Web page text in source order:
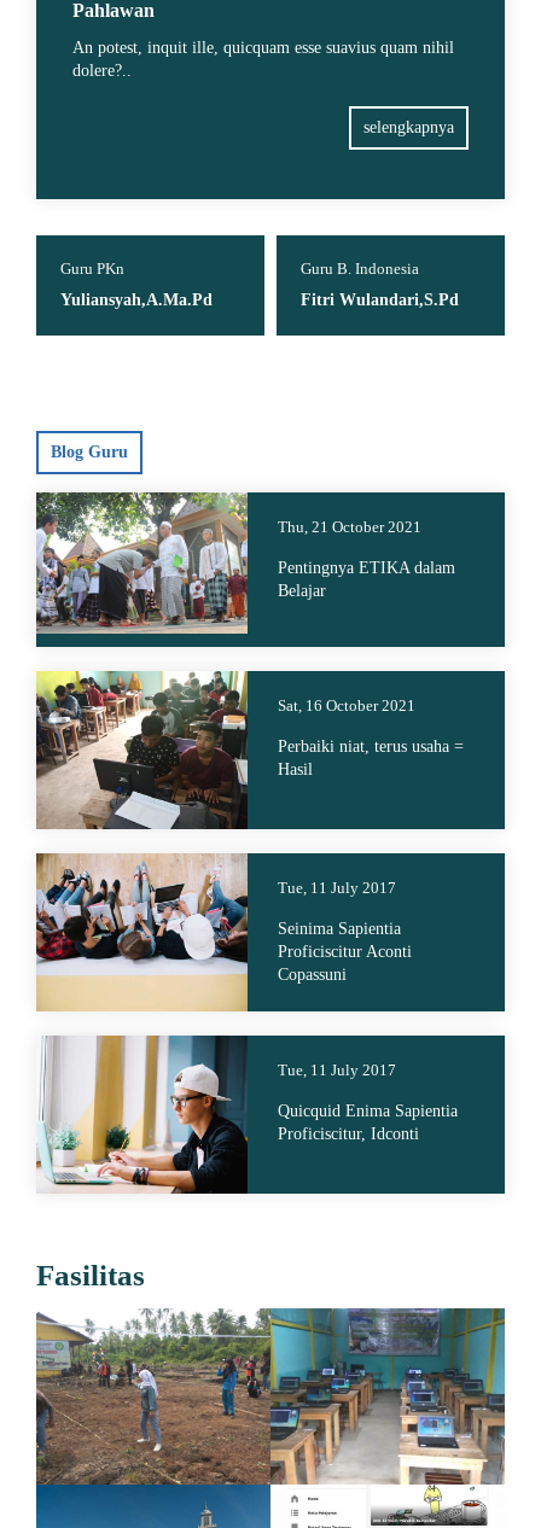
Pahlawan
An potest, inquit ille, quicquam esse suavius quam nihil
dolere?..
selengkapnya
Guru PKn
Yuliansyah,A.Ma.Pd
Guru B. Indonesia
Fitri Wulandari,S.Pd
Blog Guru
Thu, 21 October 2021
Pentingnya ETIKA dalam
Belajar
Sat, 16 October 2021
Perbaiki niat, terus usaha =
Hasil
Tue, 11 July 2017
Seinima Sapientia
Proficiscitur Aconti
Copassuni
Tue, 11 July 2017
Quicquid Enima Sapientia
Proficiscitur, Idconti
Fasilitas